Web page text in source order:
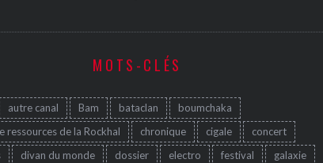
MOTS-CLÉS
autre canal Bam bataclan
boumchaka
ressources de la Rockhal
chronique cigale
concert
divan du monde dossier electro festival galaxie